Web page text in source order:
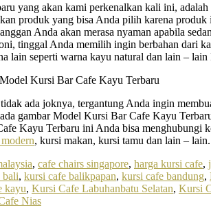
yang akan kami perkenalkan kali ini,
produk yang bisa Anda pilih karena
Anda akan merasa nyaman apabila
tinggal Anda memilih ingin berbahan dari
lain seperti warna kayu natural dan lain –
ada joknya, tergantung Anda ingin
gambar Model Kursi Bar Cafe Kayu
Kayu Terbaru ini Anda bisa
, kursi makan, kursi tamu dan lain – lain.
, cafe chairs singapore, harga kursi cafe,
bali, kursi cafe balikpapan, kursi cafe bandung,
kayu, Kursi Cafe Labuhanbatu Selatan, Kursi
Nias